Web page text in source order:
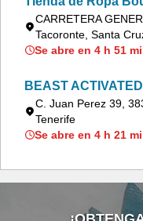
CARRETERA
Tacoronte, Santa
Se abre en 4 h 51
BEAST ACTIVATED
C. Juan Perez 39,
Tenerife
Se abre en 4 h 21